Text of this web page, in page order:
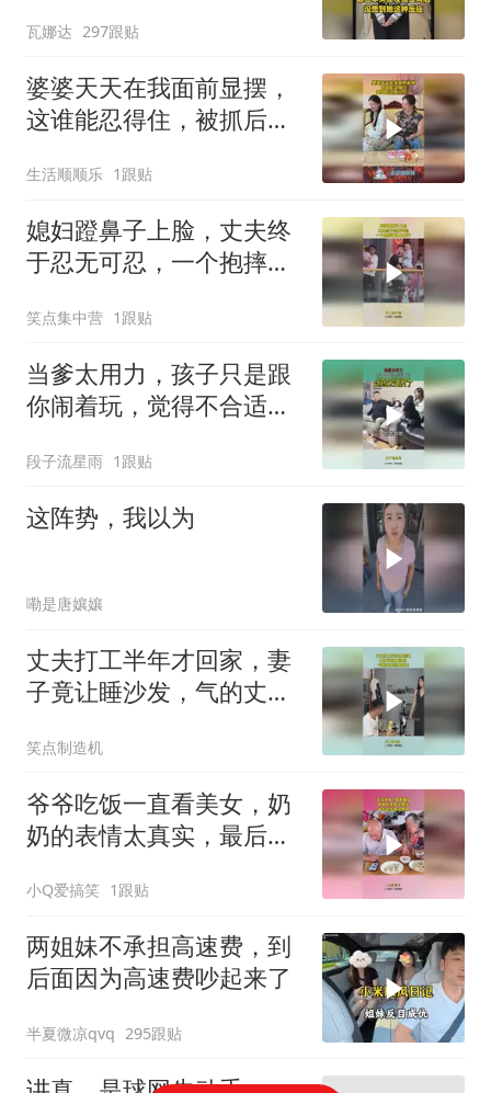
瓦娜达 297跟贴
婆婆天天在我面前显摆，
这谁能忍得住，被抓后没
生活顺顺乐 1跟贴
媳妇蹬鼻子上脸，丈夫终
于忍无可忍，一个抱摔瞬
笑点集中营 1跟贴
当爹太用力，孩子只是跟
你闹着玩，觉得不合适就
段子流星雨 1跟贴
这阵势，我以为
嘞是唐孃孃
丈夫打工半年才回家，妻
子竟让睡沙发，气的丈夫
笑点制造机
爷爷吃饭一直看美女，奶
奶的表情太真实，最后的
小Q爱搞笑 1跟贴
两姐妹不承担高速费，到
后面因为高速费吵起来了
半夏微凉qvq 295跟贴